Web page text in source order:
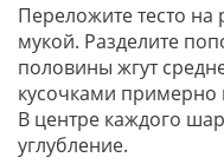
Переложите тесто
мукой. Разделите
половины жгут
кусочками примерно
В центре каждого
углубление.